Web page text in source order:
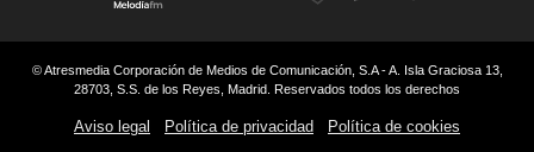
© Atresmedia Corporación de Medios de Comunicación, S.A - A. Isla Graciosa 13,
28703, S.S. de los Reyes, Madrid. Reservados todos los derechos
Aviso legal Política de privacidad Política de cookies